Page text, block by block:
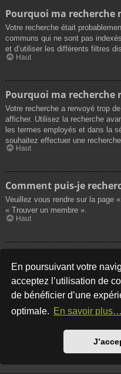
En poursuivant votre
acceptez l’utilisation de
de bénéficier d’une
optimale. En savoir plus…
Pourquoi ma recherche
Votre recherche était
communs qui ne sont pas
et d’utiliser les différents filtres
Haut
Pourquoi ma recherche
Votre recherche a renvoyé trop
afficher. Utilisez la recherche
les termes employés et dans la
souhaitez effectuer une recherche.
Haut
Comment puis-je
Veuillez vous rendre sur la page
« Trouver un membre ».
Haut
Comment puis-je
sujets ?
Vos propres messages peuvent
« Afficher vos messages » dans
soit en cliquant sur le lien «
sur la page de votre propre profil
« Raccourcis » situé sur la
recherche de vos propres
remplissez convenablement les